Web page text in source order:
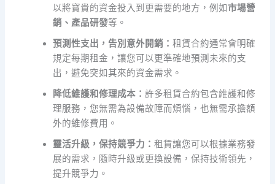
以將寶貴的資金投入到更需要的地方，例如市場營
銷、產品研發等。
預測性支出，告別意外開銷：租賃合約通常會明確
規定每期租金，讓您可以更準確地預測未來的支
出，避免突如其來的資金需求。
降低維護和修理成本：許多租賃合約包含維護和修
理服務，您無需為設備故障而煩惱，也無需承擔額
外的維修費用。
靈活升級，保持競爭力：租賃讓您可以根據業務發
展的需求，隨時升級或更換設備，保持技術領先，
提升競爭力。